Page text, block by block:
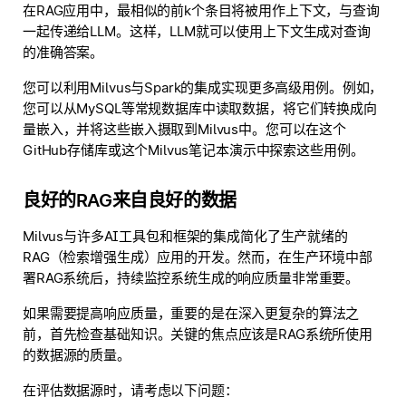
在RAG应用中，最相似的前k个条目将被用作上下文，与查询
一起传递给LLM。这样，LLM就可以使用上下文生成对查询
的准确答案。
您可以利用Milvus与Spark的集成实现更多高级用例。例如，
您可以从MySQL等常规数据库中读取数据，将它们转换成向
量嵌入，并将这些嵌入摄取到Milvus中。您可以在这个
GitHub存储库或这个Milvus笔记本演示中探索这些用例。
良好的RAG来自良好的数据
Milvus与许多AI工具包和框架的集成简化了生产就绪的
RAG（检索增强生成）应用的开发。然而，在生产环境中部
署RAG系统后，持续监控系统生成的响应质量非常重要。
如果需要提高响应质量，重要的是在深入更复杂的算法之
前，首先检查基础知识。关键的焦点应该是RAG系统所使用
的数据源的质量。
在评估数据源时，请考虑以下问题：